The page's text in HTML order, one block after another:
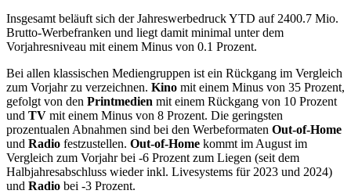
Insgesamt beläuft sich der Jahreswerbedruck YTD auf 2400.7 Mio.
Brutto-Werbefranken und liegt damit minimal unter dem
Vorjahresniveau mit einem Minus von 0.1 Prozent.
Bei allen klassischen Mediengruppen ist ein Rückgang im Vergleich
zum Vorjahr zu verzeichnen. Kino mit einem Minus von 35 Prozent,
gefolgt von den Printmedien mit einem Rückgang von 10 Prozent
und TV mit einem Minus von 8 Prozent. Die geringsten
prozentualen Abnahmen sind bei den Werbeformaten Out-of-Home
und Radio festzustellen. Out-of-Home kommt im August im
Vergleich zum Vorjahr bei -6 Prozent zum Liegen (seit dem
Halbjahresabschluss wieder inkl. Livesystems für 2023 und 2024)
und Radio bei -3 Prozent.